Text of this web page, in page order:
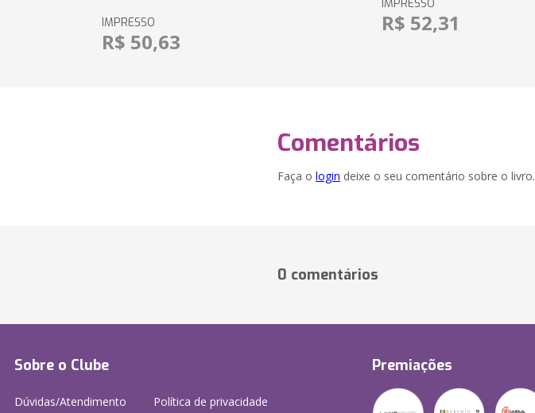
IMPRESSO
R$ 50,63
IMPRESSO
R$ 52,31
Comentários
Faça o login deixe o seu comentário sobre o livro.
0 comentários
Sobre o Clube
Dúvidas/Atendimento Política de privacidade
Premiações